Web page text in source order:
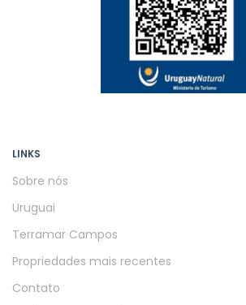
LINKS
Sobre nós
Uruguai
Terramar Campos
Propriedades mais recentes
Contato